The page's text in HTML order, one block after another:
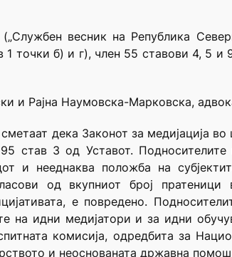
(„Службен весник на Република
1 точки б) и г), член 55 ставови 4, 5
и Рајна Наумовска-Марковска,
дека Законот за медијација
став 3 од Уставот. Подносителите
и нееднаква положба на
од вкупниот број
е повредено.
на идни медијатори и за идни
комисија, одредбита за
и неоснованата државна